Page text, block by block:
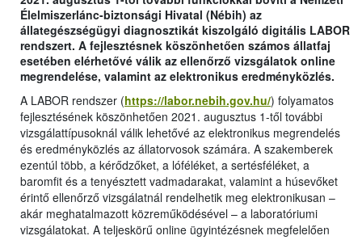
Élelmiszerlánc-biztonsági Hivatal (Nébih) az
állategészségügyi diagnosztikát kiszolgáló digitális LABOR
rendszert. A fejlesztésnek köszönhetően számos állatfaj
esetében elérhetővé válik az ellenőrző vizsgálatok online
megrendelése, valamint az elektronikus eredményközlés.
A LABOR rendszer (https://labor.nebih.gov.hu/) folyamatos
fejlesztésének köszönhetően 2021. augusztus 1-től további
vizsgálattípusoknál válik lehetővé az elektronikus megrendelés
és eredményközlés az állatorvosok számára. A szakemberek
ezentúl több, a kérődzőket, a lóféléket, a sertésféléket, a
baromfit és a tenyésztett vadmadarakat, valamint a húsevőket
érintő ellenőrző vizsgálatnál rendelhetik meg elektronikusan –
akár meghatalmazott közreműködésével – a laboratóriumi
vizsgálatokat. A teljeskörű online ügyintézésnek megfelelően